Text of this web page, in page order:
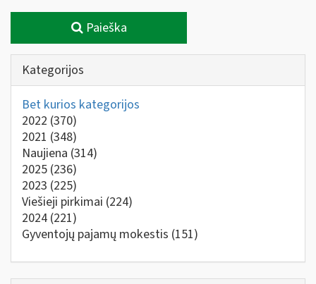
Paieška
Kategorijos
Bet kurios kategorijos
2022 (370)
2021 (348)
Naujiena (314)
2025 (236)
2023 (225)
Viešieji pirkimai (224)
2024 (221)
Gyventojų pajamų mokestis (151)